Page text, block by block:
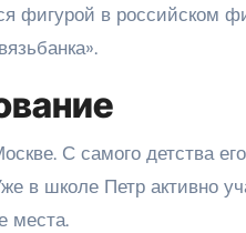
фигурой в российском
С самого детства
в школе Петр активно
места.